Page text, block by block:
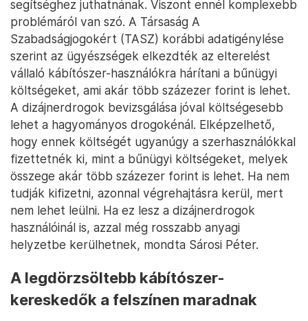
segítséghez juthatnának. Viszont ennél komplexebb
problémáról van szó. A Társaság A
Szabadságjogokért (TASZ) korábbi adatigénylése
szerint az ügyészségek elkezdték az elterelést
vállaló kábítószer-használókra hárítani a bűnügyi
költségeket, ami akár több százezer forint is lehet.
A dizájnerdrogok bevizsgálása jóval költségesebb
lehet a hagyományos drogokénál. Elképzelhető,
hogy ennek költségét ugyanúgy a szerhasználókkal
fizettetnék ki, mint a bűnügyi költségeket, melyek
összege akár több százezer forint is lehet. Ha nem
tudják kifizetni, azonnal végrehajtásra kerül, mert
nem lehet leülni. Ha ez lesz a dizájnerdrogok
használóinál is, azzal még rosszabb anyagi
helyzetbe kerülhetnek, mondta Sárosi Péter.
A legdörzsöltebb kábítószer-
kereskedők a felszínen maradnak